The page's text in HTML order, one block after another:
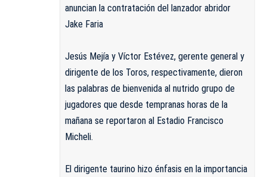
anuncian la contratación del lanzador abridor
Jake Faria
Jesús Mejía y Víctor Estévez, gerente general y
dirigente de los Toros, respectivamente, dieron
las palabras de bienvenida al nutrido grupo de
jugadores que desde tempranas horas de la
mañana se reportaron al Estadio Francisco
Micheli.
El dirigente taurino hizo énfasis en la importancia